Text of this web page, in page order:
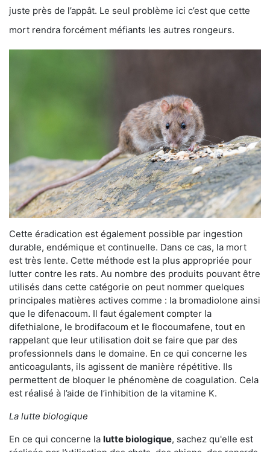
juste près de l’appât. Le seul problème ici c’est que cette
mort rendra forcément méfiants les autres rongeurs.
Cette éradication est également possible par ingestion
durable, endémique et continuelle. Dans ce cas, la mort
est très lente. Cette méthode est la plus appropriée pour
lutter contre les rats. Au nombre des produits pouvant être
utilisés dans cette catégorie on peut nommer quelques
principales matières actives comme : la bromadiolone ainsi
que le difenacoum. Il faut également compter la
difethialone, le brodifacoum et le flocoumafene, tout en
rappelant que leur utilisation doit se faire que par des
professionnels dans le domaine. En ce qui concerne les
anticoagulants, ils agissent de manière répétitive. Ils
permettent de bloquer le phénomène de coagulation. Cela
est réalisé à l’aide de l’inhibition de la vitamine K.
La lutte biologique
En ce qui concerne la lutte biologique, sachez qu'elle est